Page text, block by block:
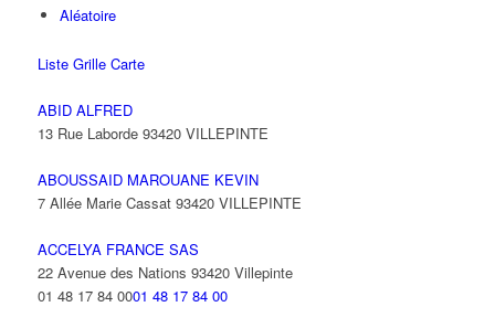
Aléatoire
Liste Grille Carte
ABID ALFRED
13 Rue Laborde 93420 VILLEPINTE
ABOUSSAID MAROUANE KEVIN
7 Allée Marie Cassat 93420 VILLEPINTE
ACCELYA FRANCE SAS
22 Avenue des Nations 93420 Villepinte
01 48 17 84 0001 48 17 84 00